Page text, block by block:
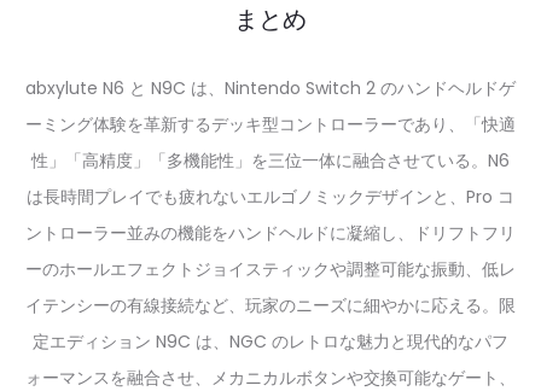
まとめ
abxylute N6 と N9C は、Nintendo Switch 2 のハンドヘルドゲ
ーミング体験を革新するデッキ型コントローラーであり、「快適
性」「高精度」「多機能性」を三位一体に融合させている。N6
は長時間プレイでも疲れないエルゴノミックデザインと、Pro コ
ントローラー並みの機能をハンドヘルドに凝縮し、ドリフトフリ
ーのホールエフェクトジョイスティックや調整可能な振動、低レ
イテンシーの有線接続など、玩家のニーズに細やかに応える。限
定エディション N9C は、NGC のレトロな魅力と現代的なパフ
ォーマンスを融合させ、メカニカルボタンや交換可能なゲート、